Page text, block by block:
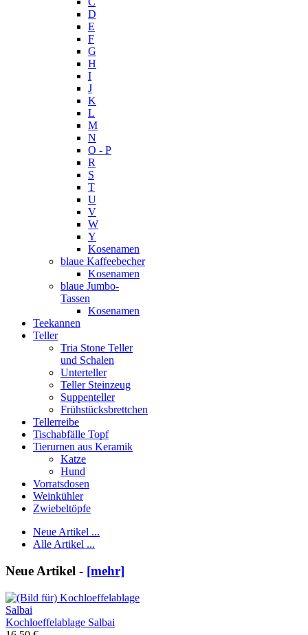
D
E
F
G
H
I
J
K
L
M
N
O - P
R
S
T
U
V
W
Y
Kosenamen
blaue Kaffeebecher
Kosenamen
blaue Jumbo-
Tassen
Kosenamen
Teekannen
Teller
Tria Stone Teller
und Schalen
Unterteller
Teller Steinzeug
Suppenteller
Frühstücksbrettchen
Tellerreibe
Tischabfälle Topf
Tierurnen aus Keramik
Katze
Hund
Vorratsdosen
Weinkühler
Zwiebeltöpfe
Neue Artikel ...
Alle Artikel ...
Neue Artikel - [mehr]
Kochloeffelablage Salbai